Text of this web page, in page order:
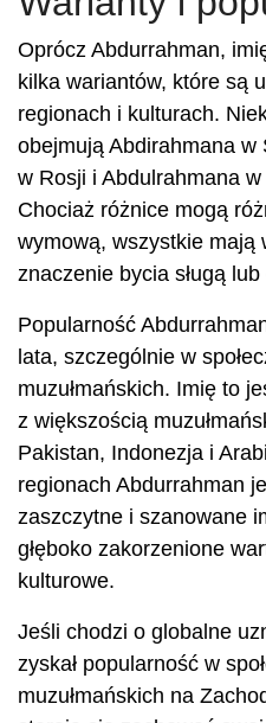
Oprócz Abdurrahman,
kilka wariantów, które są
regionach i kulturach.
obejmują Abdirahmana
w Rosji i Abdulrahmana
Chociaż różnice mogą
wymową, wszystkie mają
znaczenie bycia sługą
Popularność
lata, szczególnie w
muzułmańskich. Imię to
z większością
Pakistan, Indonezja i
regionach Abdurrahman
zaszczytne i szanowane
głęboko zakorzenione
kulturowe.
Jeśli chodzi o globalne
zyskał popularność w
muzułmańskich na